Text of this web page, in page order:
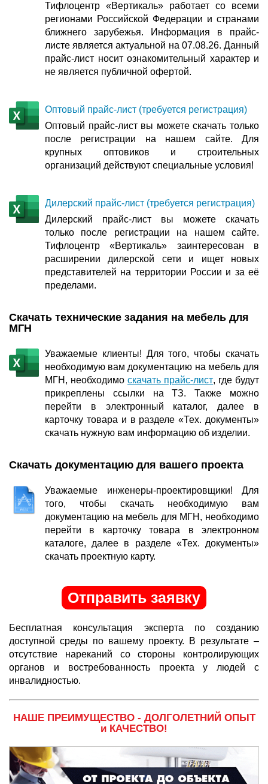
Тифлоцентр «Вертикаль» работает со всеми
регионами Российской Федерации и странами
ближнего зарубежья. Информация в прайс-
листе является актуальной на 07.08.26. Данный
прайс-лист носит ознакомительный характер и
не является публичной офертой.
Оптовый прайс-лист (требуется регистрация)
Оптовый прайс-лист вы можете скачать только
после регистрации на нашем сайте. Для
крупных оптовиков и строительных
организаций действуют специальные условия!
Дилерский прайс-лист (требуется регистрация)
Дилерский прайс-лист вы можете скачать
только после регистрации на нашем сайте.
Тифлоцентр «Вертикаль» заинтересован в
расширении дилерской сети и ищет новых
представителей на территории России и за её
пределами.
Скачать технические задания на мебель для
МГН
Уважаемые клиенты! Для того, чтобы скачать
необходимую вам документацию на мебель для
МГН, необходимо скачать прайс-лист, где будут
прикреплены ссылки на ТЗ. Также можно
перейти в электронный каталог, далее в
карточку товара и в разделе «Тех. документы»
скачать нужную вам информацию об изделии.
Скачать документацию для вашего проекта
Уважаемые инженеры-проектировщики! Для
того, чтобы скачать необходимую вам
документацию на мебель для МГН, необходимо
перейти в карточку товара в электронном
каталоге, далее в разделе «Тех. документы»
скачать проектную карту.
Отправить заявку
Бесплатная консультация эксперта по созданию
доступной среды по вашему проекту. В результате –
отсутствие нареканий со стороны контролирующих
органов и востребованность проекта у людей с
инвалидностью.
НАШЕ ПРЕИМУЩЕСТВО - ДОЛГОЛЕТНИЙ ОПЫТ
и КАЧЕСТВО!